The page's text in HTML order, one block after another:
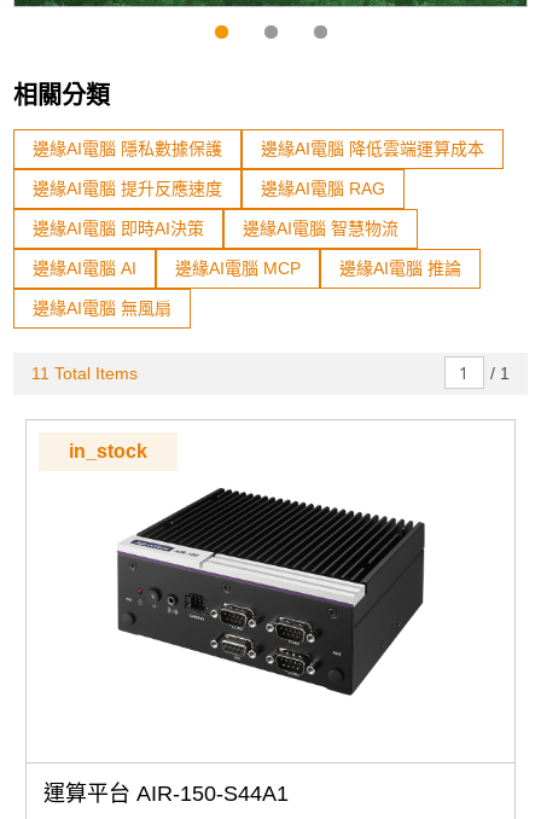
相關分類
邊緣AI電腦 隱私數據保護 邊緣AI電腦 降低雲端運算成本
邊緣AI電腦 提升反應速度 邊緣AI電腦 RAG
邊緣AI電腦 即時AI決策 邊緣AI電腦 智慧物流
邊緣AI電腦 AI 邊緣AI電腦 MCP 邊緣AI電腦 推論
邊緣AI電腦 無風扇
11 Total Items / 1
in_stock
運算平台 AIR-150-S44A1